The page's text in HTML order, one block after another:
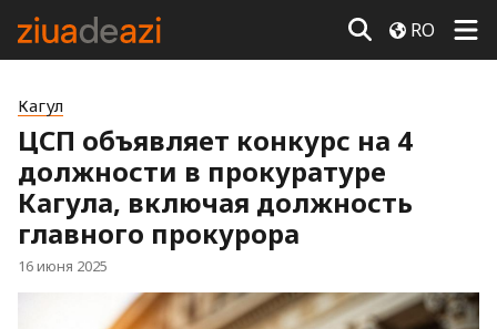
RO
Кагул
ЦСП объявляет конкурс на 4
должности в прокуратуре
Кагула, включая должность
главного прокурора
16 июня 2025